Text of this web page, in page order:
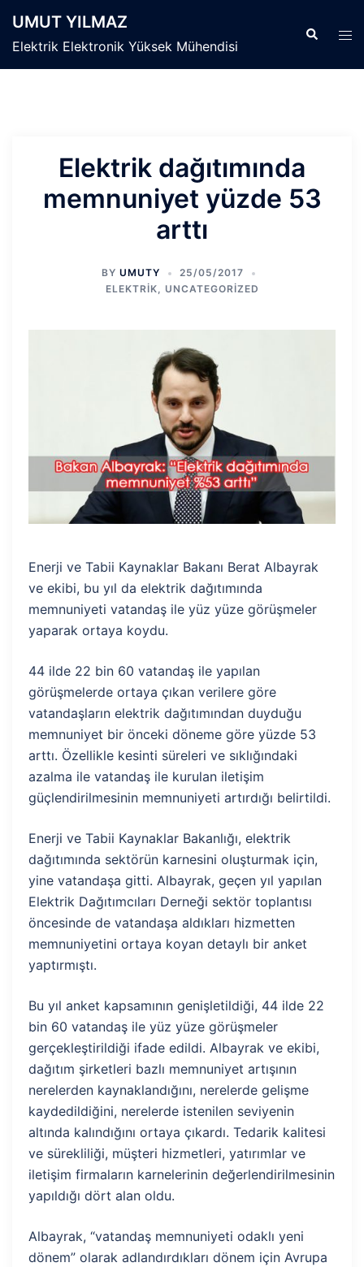
atlaUMUT YILMAZ
Elektrik Elektronik Yüksek Mühendisi
Search
Elektrik dağıtımında
memnuniyet yüzde 53
arttı
BY UMUTY
25/05/2017
ELEKTRIK, UNCATEGORIZED
Enerji ve Tabii Kaynaklar Bakanı Berat Albayrak
ve ekibi, bu yıl da elektrik dağıtımında
memnuniyeti vatandaş ile yüz yüze görüşmeler
yaparak ortaya koydu.
44 ilde 22 bin 60 vatandaş ile yapılan
görüşmelerde ortaya çıkan verilere göre
vatandaşların elektrik dağıtımından duyduğu
memnuniyet bir önceki döneme göre yüzde 53
arttı. Özellikle kesinti süreleri ve sıklığındaki
azalma ile vatandaş ile kurulan iletişim
güçlendirilmesinin memnuniyeti artırdığı belirtildi.
Enerji ve Tabii Kaynaklar Bakanlığı, elektrik
dağıtımında sektörün karnesini oluşturmak için,
yine vatandaşa gitti. Albayrak, geçen yıl yapılan
Elektrik Dağıtımcıları Derneği sektör toplantısı
öncesinde de vatandaşa aldıkları hizmetten
memnuniyetini ortaya koyan detaylı bir anket
yaptırmıştı.
Bu yıl anket kapsamının genişletildiği, 44 ilde 22
bin 60 vatandaş ile yüz yüze görüşmeler
gerçekleştirildiği ifade edildi. Albayrak ve ekibi,
dağıtım şirketleri bazlı memnuniyet artışının
nerelerden kaynaklandığını, nerelerde gelişme
kaydedildiğini, nerelerde istenilen seviyenin
altında kalındığını ortaya çıkardı. Tedarik kalitesi
ve sürekliliği, müşteri hizmetleri, yatırımlar ve
iletişim firmaların karnelerinin değerlendirilmesinin
yapıldığı dört alan oldu.
Albayrak, “vatandaş memnuniyeti odaklı yeni
dönem” olarak adlandırdıkları dönem için Avrupa